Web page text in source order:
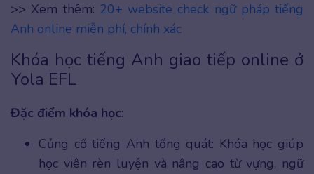
>> Xem thêm: 20+ website check ngữ pháp tiếng
Anh online miễn phí, chính xác
Khóa học tiếng Anh giao tiếp online ở
Yola EFL
Đặc điểm khóa học:
Củng cố tiếng Anh tổng quát: Khóa học giúp
học viên rèn luyện và nâng cao từ vựng, ngữ